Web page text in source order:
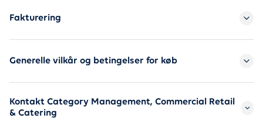
Fakturering
Generelle vilkår og betingelser for køb
Kontakt Category Management, Commercial Retail
& Catering